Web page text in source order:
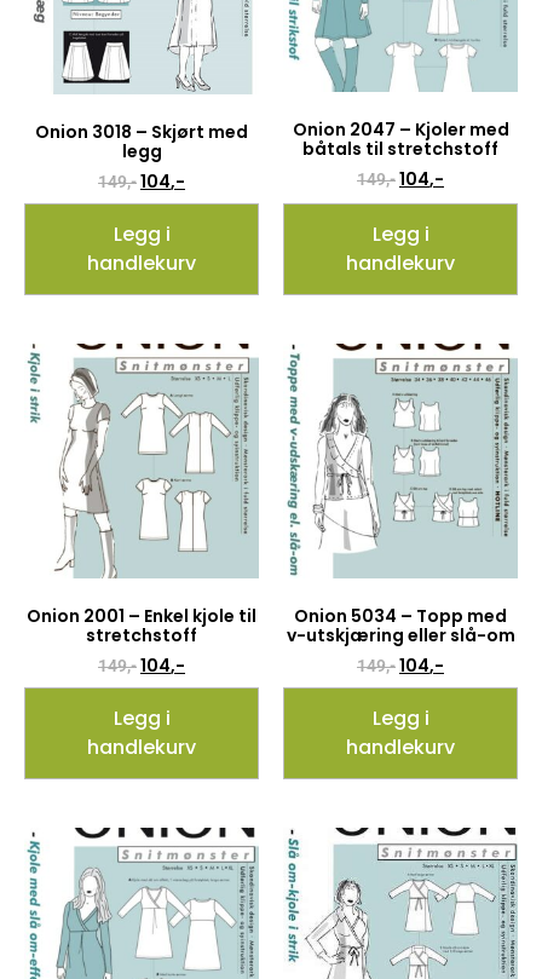
Onion 3018 – Skjørt med
legg
149,-104,-
Legg i
handlekurv
Onion 2047 – Kjoler med
båtals til stretchstoff
149,-104,-
Legg i
handlekurv
Onion 2001 – Enkel kjole til
stretchstoff
149,-104,-
Legg i
handlekurv
Onion 5034 – Topp med
v-utskjæring eller slå-om
149,-104,-
Legg i
handlekurv